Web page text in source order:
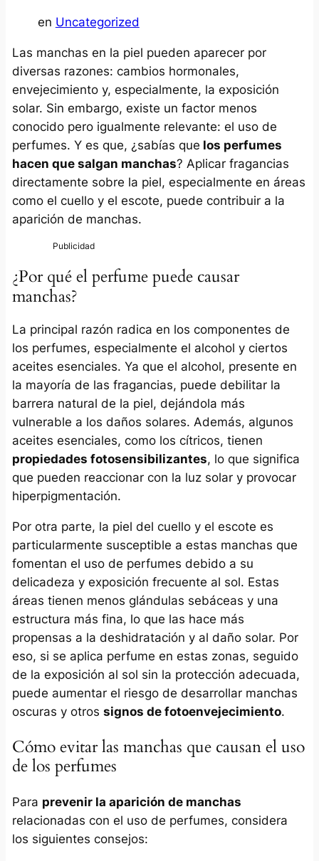
en Uncategorized
Las manchas en la piel pueden aparecer por
diversas razones: cambios hormonales,
envejecimiento y, especialmente, la exposición
solar. Sin embargo, existe un factor menos
conocido pero igualmente relevante: el uso de
perfumes. Y es que, ¿sabías que los perfumes
hacen que salgan manchas? Aplicar fragancias
directamente sobre la piel, especialmente en áreas
como el cuello y el escote, puede contribuir a la
aparición de manchas.
¿Por qué el perfume puede causar
manchas?
La principal razón radica en los componentes de
los perfumes, especialmente el alcohol y ciertos
aceites esenciales. Ya que el alcohol, presente en
la mayoría de las fragancias, puede debilitar la
barrera natural de la piel, dejándola más
vulnerable a los daños solares. Además, algunos
aceites esenciales, como los cítricos, tienen
propiedades fotosensibilizantes, lo que significa
que pueden reaccionar con la luz solar y provocar
hiperpigmentación.
Por otra parte, la piel del cuello y el escote es
particularmente susceptible a estas manchas que
fomentan el uso de perfumes debido a su
delicadeza y exposición frecuente al sol. Estas
áreas tienen menos glándulas sebáceas y una
estructura más fina, lo que las hace más
propensas a la deshidratación y al daño solar. Por
eso, si se aplica perfume en estas zonas, seguido
de la exposición al sol sin la protección adecuada,
puede aumentar el riesgo de desarrollar manchas
oscuras y otros signos de fotoenvejecimiento.
Cómo evitar las manchas que causan el uso
de los perfumes
Para prevenir la aparición de manchas
relacionadas con el uso de perfumes, considera
los siguientes consejos: